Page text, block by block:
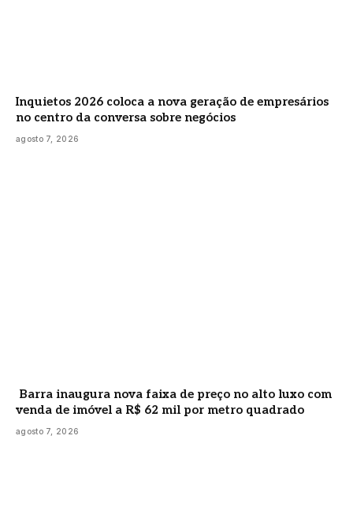
Inquietos 2026 coloca a nova geração de empresários
no centro da conversa sobre negócios
agosto 7, 2026
Barra inaugura nova faixa de preço no alto luxo com
venda de imóvel a R$ 62 mil por metro quadrado
agosto 7, 2026